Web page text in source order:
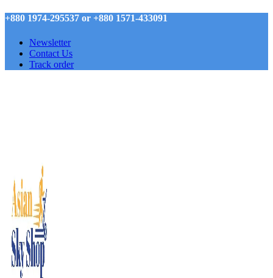
+880 1974-295537 or +880 1571-433091
Newsletter
Contact Us
Track order